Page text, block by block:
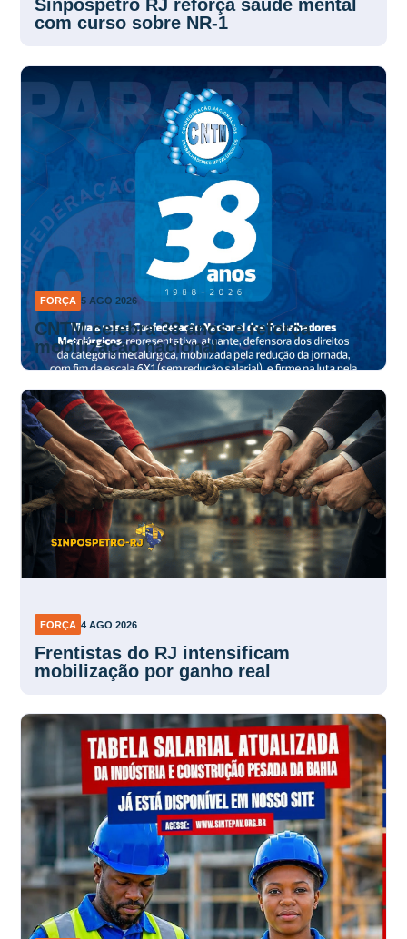
Sinpospetro RJ reforça saúde mental
com curso sobre NR-1
FORÇA 5 AGO 2026
CNTM celebra 38 anos e reforça
mobilização nacional
FORÇA 4 AGO 2026
Frentistas do RJ intensificam
mobilização por ganho real